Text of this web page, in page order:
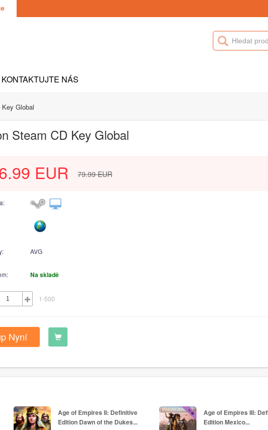
KONTAKTUJTE NÁS
Global
Steam CD Key Global
EUR 79.99 EUR
AVG
Na skladě
1-500
Nyní
Age of Empires II: Definitive
Edition Dawn of the Dukes...
Age of Empires III:
Edition Mexico...